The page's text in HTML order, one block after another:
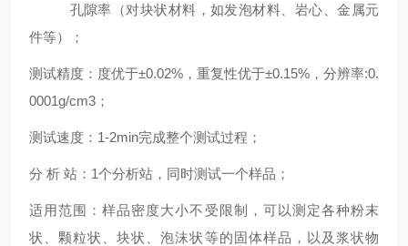
孔隙率（对块状材料，如发泡材料、岩心、金属元
件等）；
测试精度：度优于±0.02%，重复性优于±0.15%，分辨率:0.
0001g/cm3；
测试速度：1-2min完成整个测试过程；
分 析 站：1个分析站，同时测试一个样品；
适用范围：样品密度大小不受限制，可以测定各种粉末
状、颗粒状、块状、泡沫状等的固体样品，以及浆状物